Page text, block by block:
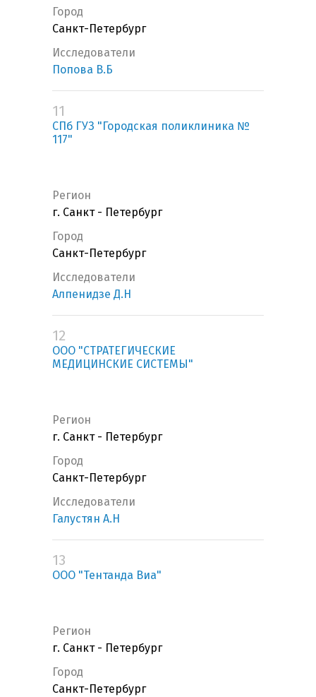
Город
Санкт-Петербург
Исследователи
Попова В.Б
11
СПб ГУЗ "Городская поликлиника №
117"
Регион
г. Санкт - Петербург
Город
Санкт-Петербург
Исследователи
Алпенидзе Д.Н
12
ООО "СТРАТЕГИЧЕСКИЕ
МЕДИЦИНСКИЕ СИСТЕМЫ"
Регион
г. Санкт - Петербург
Город
Санкт-Петербург
Исследователи
Галустян А.Н
13
ООО "Тентанда Виа"
Регион
г. Санкт - Петербург
Город
Санкт-Петербург